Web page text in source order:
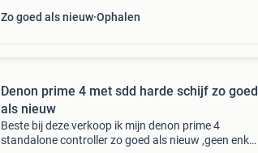
Zo goed als nieuw Ophalen
Denon prime 4 met sdd harde schijf zo goed
als nieuw
Beste bij deze verkoop ik mijn denon prime 4
standalone controller zo goed als nieuw ,geen enkel